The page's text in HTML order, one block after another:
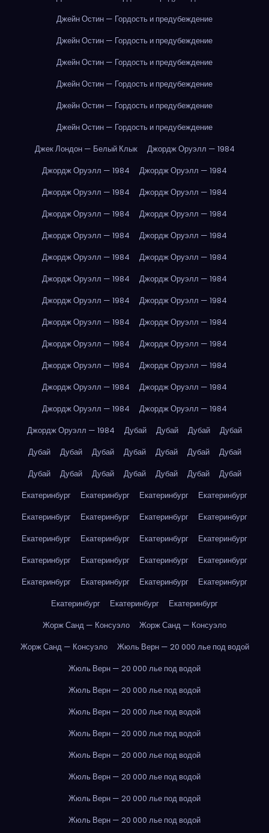
Джейн Остин — Гордость и предубеждение
Джейн Остин — Гордость и предубеждение
Джейн Остин — Гордость и предубеждение
Джейн Остин — Гордость и предубеждение
Джейн Остин — Гордость и предубеждение
Джейн Остин — Гордость и предубеждение
Джек Лондон — Белый Клык
Джордж Оруэлл — 1984
Джордж Оруэлл — 1984
Джордж Оруэлл — 1984
Джордж Оруэлл — 1984
Джордж Оруэлл — 1984
Джордж Оруэлл — 1984
Джордж Оруэлл — 1984
Джордж Оруэлл — 1984
Джордж Оруэлл — 1984
Джордж Оруэлл — 1984
Джордж Оруэлл — 1984
Джордж Оруэлл — 1984
Джордж Оруэлл — 1984
Джордж Оруэлл — 1984
Джордж Оруэлл — 1984
Джордж Оруэлл — 1984
Джордж Оруэлл — 1984
Джордж Оруэлл — 1984
Джордж Оруэлл — 1984
Джордж Оруэлл — 1984
Джордж Оруэлл — 1984
Джордж Оруэлл — 1984
Джордж Оруэлл — 1984
Джордж Оруэлл — 1984
Джордж Оруэлл — 1984
Джордж Оруэлл — 1984
Дубай Дубай Дубай
Дубай
Дубай
Дубай Дубай Дубай Дубай Дубай
Дубай
Дубай
Дубай Дубай Дубай Дубай Дубай
Дубай
Екатеринбург
Екатеринбург Екатеринбург
Екатеринбург
Екатеринбург
Екатеринбург Екатеринбург
Екатеринбург
Екатеринбург
Екатеринбург Екатеринбург
Екатеринбург
Екатеринбург
Екатеринбург Екатеринбург
Екатеринбург
Екатеринбург
Екатеринбург Екатеринбург
Екатеринбург
Екатеринбург
Екатеринбург
Екатеринбург
Жорж Санд — Консуэло
Жорж Санд — Консуэло
Жорж Санд — Консуэло
Жюль Верн — 20 000 лье под водой
Жюль Верн — 20 000 лье под водой
Жюль Верн — 20 000 лье под водой
Жюль Верн — 20 000 лье под водой
Жюль Верн — 20 000 лье под водой
Жюль Верн — 20 000 лье под водой
Жюль Верн — 20 000 лье под водой
Жюль Верн — 20 000 лье под водой
Жюль Верн — 20 000 лье под водой